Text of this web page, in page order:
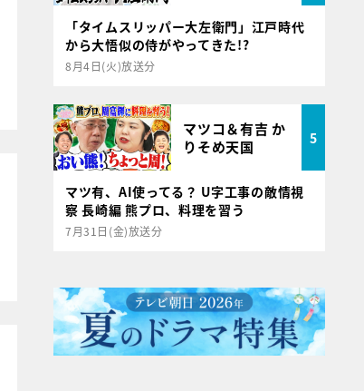
「タイムスリッパー大左衛門」江戸時代
から大悟似の侍がやってきた!?
8月4日(火)放送分
マツコ＆有吉 か
りそめ天国
5
マツ有、AI使ってる？ U字工事の敵情視
察 長崎編 熊プロ、料理を習う
7月31日(金)放送分